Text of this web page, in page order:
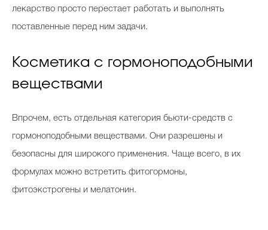
лекарство просто перестает работать и выполнять
поставленные перед ним задачи.
Косметика с гормоноподобными
веществами
Впрочем, есть отдельная категория бьюти-средств с
гормоноподобными веществами. Они разрешены и
безопасны для широкого применения. Чаще всего, в их
формулах можно встретить фитогормоны,
фитоэкстрогены и мелатонин.